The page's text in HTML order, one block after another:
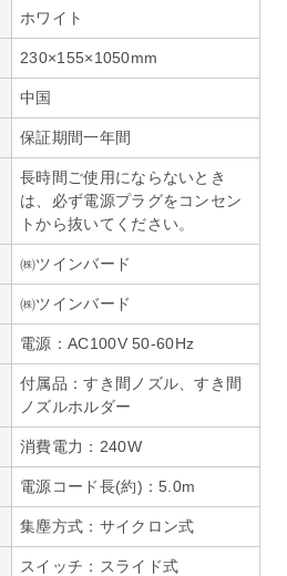
ホワイト
230×155×1050mm
中国
保証期間一年間
長時間ご使用にならないとき
は、必ず電源プラグをコンセン
トから抜いてください。
㈱ツインバード
㈱ツインバード
電源：AC100V 50-60Hz
付属品：すき間ノズル、すき間
ノズルホルダー
消費電力：240W
電源コード長(約)：5.0m
集塵方式：サイクロン式
スイッチ：スライド式